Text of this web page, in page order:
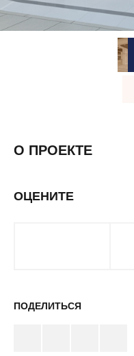
О ПРОЕКТЕ
ОЦЕНИТЕ
ПОДЕЛИТЬСЯ